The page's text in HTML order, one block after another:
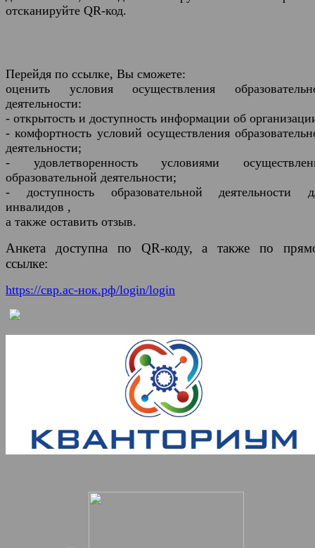
отсканируйте QR-код.
Перейдя по ссылке, Вы сможете:
оценить условия осуществления
деятельности:
- открытость и доступность информации об
- комфортность условий осуществления
деятельности;
- удовлетворенность условиями
образовательной деятельности;
- доступность образовательной деятельности
инвалидов ,
а также оставить отзыв.
Анкета доступна по QR-коду, а также по
ссылке:
https://свр.ас-нок.рф/login/login